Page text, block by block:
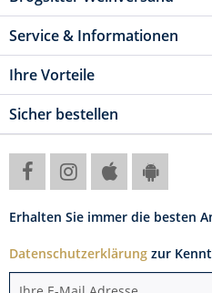
Service & Informationen
Ihre Vorteile
Sicher bestellen
Erhalten Sie immer die besten
Datenschutzerklärung zur